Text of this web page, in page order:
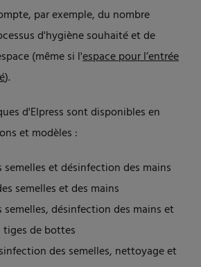
par exemple, du nombre
d'hygiène souhaité et de
(même si l'espace pour l’entrée
).
d'Elpress sont disponibles en
et modèles :
et désinfection des mains
semelles et des mains
désinfection des mains et
de bottes
des semelles, nettoyage et